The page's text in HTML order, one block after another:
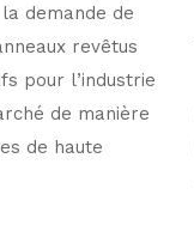
demande de
revêtus
pour l’industrie
de manière
de haute